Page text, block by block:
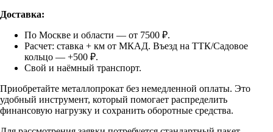
Доставка:
По Москве и области — от 7500 ₽.
Расчет: ставка + км от МКАД. Въезд на ТТК/Садовое
кольцо — +500 ₽.
Свой и наёмный транспорт.
Приобретайте металлопрокат без немедленной оплаты. Это
удобный инструмент, который помогает распределить
финансовую нагрузку и сохранить оборотные средства.